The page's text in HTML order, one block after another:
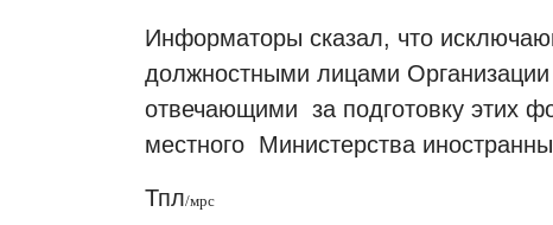
Информаторы сказал, что
должностными лицами
отвечающими за подготовку этих
местного Министерства
Тпл/мрс